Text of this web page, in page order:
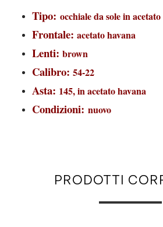
Tipo: occhiale da sole in acetato
Frontale: acetato havana
Lenti: brown
Calibro: 54-22
Asta: 145, in acetato havana
Condizioni: nuovo
PRODOTTI